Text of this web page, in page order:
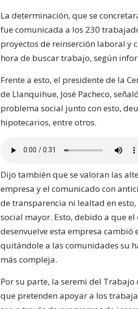
La determinación, que se
fue comunicada a los 230
proyectos de reinserción laboral y
hora de buscar trabajo, según
Frente a esto, el presidente de la
de Llanquihue, José Pacheco,
problema social junto con esto,
hipotecarios, entre otros.
Dijo también que se valoran las
empresa y el comunicado con
de transparencia ni lealtad en
social mayor. Esto, debido a que
desenvuelve esta empresa
quitándole a las comunidades su
más compleja.
Por su parte, la seremi del Trabajo
que pretenden apoyar a los